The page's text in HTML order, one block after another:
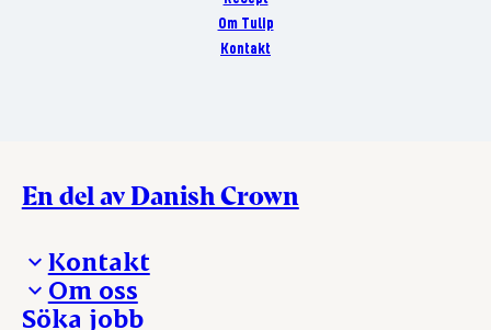
Om Tulip
Kontakt
En del av Danish Crown
Kontakt
Presskontakt – För dig som är journalist
Reklamation
Om oss
Söka jobb